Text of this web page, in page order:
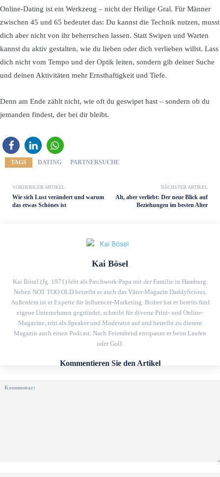
Online-Dating ist ein Werkzeug – nicht der Heilige Gral. Für Männer
zwischen 45 und 65 bedeutet das: Du kannst die Technik nutzen, musst
dich aber nicht von ihr beherrschen lassen. Statt Swipen und Warten
kannst du aktiv gestalten, wie du lieben oder dich verlieben willst. Lass
dich nicht vom Tempo und der Optik leiten, sondern gib deiner Suche
und deinen Aktivitäten mehr Ernsthaftigkeit und Tiefe.
Denn am Ende zählt nicht, wie oft du geswipet hast – sondern ob du
jemanden findest, der bei dir bleibt.
TAGS DATING PARTNERSUCHE
VORHERIGER ARTIKEL
Wie sich Lust verändert und warum
das etwas Schönes ist
NÄCHSTER ARTIKEL
Alt, aber verliebt: Der neue Blick auf
Beziehungen im besten Alter
Kai Bösel
Kai Bösel (Jg. 1971) lebt als Patchwork-Papa mit der Familie in Hamburg.
Neben NOT TOO OLD betreibt er auch das Väter-Magazin Daddylicious.
Außerdem ist er Experte für Influencer-Marketing. Bisher hat er bereits fünf
eigene Unternehmen gegründet, schreibt für diverse Print- und Online-
Magazine, tritt als Speaker und Moderator auf und betreibt zu diesem
Magazin auch einen Podcast. Nach Feierabend entspannt er beim Laufen
oder Golf.
Kommentieren Sie den Artikel